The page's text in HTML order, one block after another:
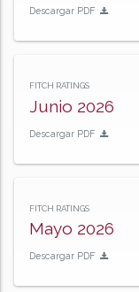
Descargar PDF
FITCH RATINGS
Junio 2026
Descargar PDF
FITCH RATINGS
Mayo 2026
Descargar PDF